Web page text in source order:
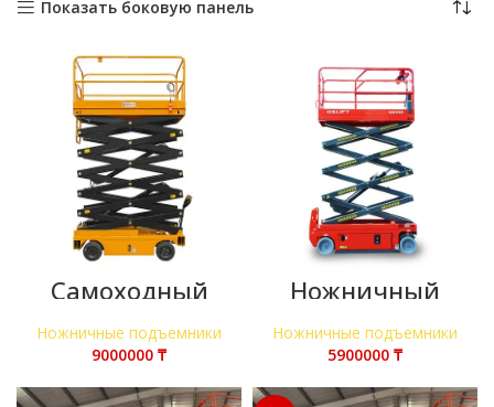
Показать боковую панель
​Самоходный
ножничный
подъемник 16 м
Ножничные подъемники
₸
Ножничный
подъемник 8 м
Ножничные подъемники
₸